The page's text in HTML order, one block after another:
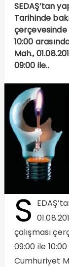
SEDAŞ’tan
Tarihinde
çerçevesinde
10:00
Mah.,
09:00 ile..
S
çalışması
09:00 ile
Cumhuriyet